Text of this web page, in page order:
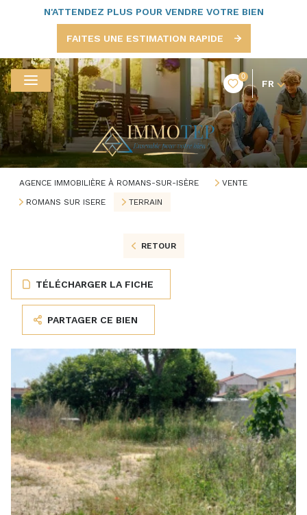
N'ATTENDEZ PLUS POUR VENDRE VOTRE BIEN
FAITES UNE ESTIMATION RAPIDE
0
FR
AGENCE IMMOBILIÈRE À ROMANS-SUR-ISÈRE
VENTE
ROMANS SUR ISERE
TERRAIN
RETOUR
TÉLÉCHARGER LA FICHE
PARTAGER CE BIEN